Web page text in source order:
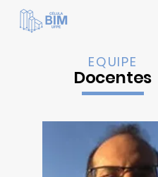
EQUIPE
Docentes